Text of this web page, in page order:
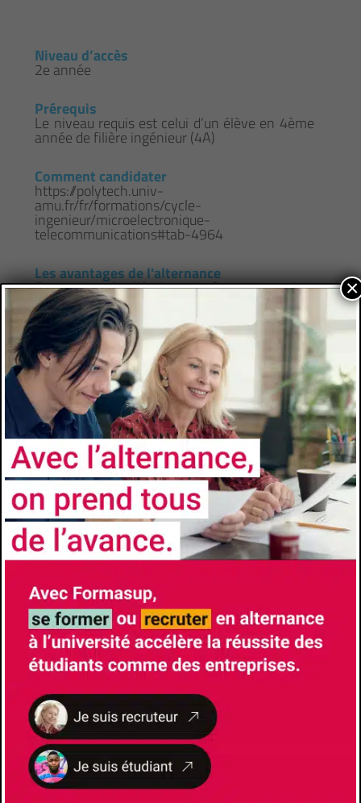
Niveau d’accès
2e année
Prérequis
Le niveau requis est celui d’un élève en 4ème
année de filière ingénieur (4A)
Comment candidater
https://polytech.univ-
amu.fr/fr/formations/cycle-
ingenieur/microelectronique-
telecommunications#tab-4964
Les avantages de l'alternance
Formation à l’école et formation chez
l’employeur- Insertion professionnelle accrue
à l’issue du diplôme- Diplôme Universitaires
reconnus et visés par l’État
CONTACTS
Université
Aix-Marseille Université
Faculté/Institut/Ecole
Polytech Marseille
Site de la formation
Responsable de Formation
POSTEL PELLERIN Jérémy
jeremy.postel-pellerin@univ-amu.fr
Lieu de formation
5 rue Enrico Fermi
×